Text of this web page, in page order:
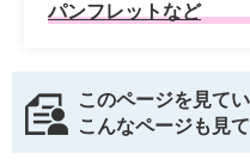
パンフレットなど
このページを見て
こんなページも見